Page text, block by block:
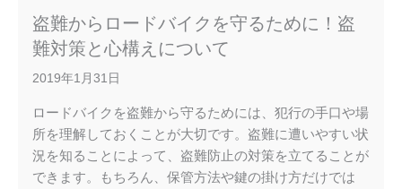
盗難からロードバイクを守るために！盗
難対策と心構えについて
2019年1月31日
ロードバイクを盗難から守るためには、犯行の手口や場
所を理解しておくことが大切です。盗難に遭いやすい状
況を知ることによって、盗難防止の対策を立てることが
できます。もちろん、保管方法や鍵の掛け方だけでは